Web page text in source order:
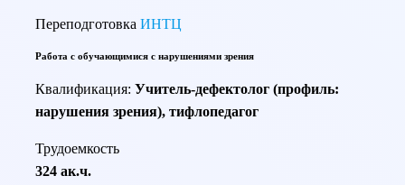
Переподготовка ИНТЦ
Работа с обучающимися с нарушениями зрения
Квалификация: Учитель-дефектолог (профиль:
нарушения зрения), тифлопедагог
Трудоемкость
324 ак.ч.